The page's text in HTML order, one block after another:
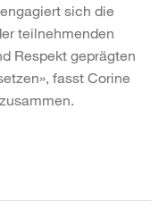
sich die
teilnehmenden
Respekt geprägten
fasst Corine